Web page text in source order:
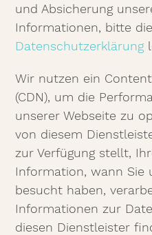
und Absicherung
Informationen, bitte die
Datenschutzerklärung
Wir nutzen ein
(CDN), um die
unserer Webseite zu
von diesem
zur Verfügung stellt,
Information, wann Sie
besucht haben,
Informationen zur
diesen Dienstleister